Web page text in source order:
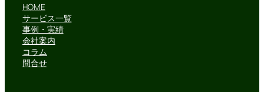
HOME
サービス一覧
事例・実績
会社案内
コラム
問合せ